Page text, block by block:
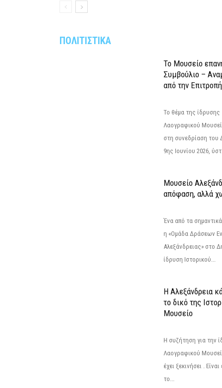
ΠΟΛΙΤΙΣΤΙΚΑ
Το Μουσείο
Συμβούλιο –
από την Επιτροπή
Το θέμα της ίδρυσης
Λαογραφικού
στη συνεδρίαση του
9ης Ιουνίου 2026,
Μουσείο
απόφαση, αλλά
Ένα από τα
η «Ομάδα Δράσεων
Αλεξάνδρειας» στο
ίδρυση Ιστορικού...
Η Αλεξάνδρεια
το δικό της
Μουσείο
Η συζήτηση για την
Λαογραφικού
έχει ξεκινήσει .
το...